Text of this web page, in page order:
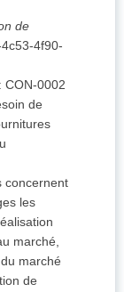
de
4f90-
: CON-0002
de
concernent
les
marché,
marché
de